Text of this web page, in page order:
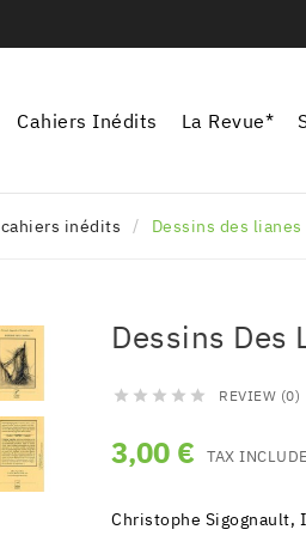
Cahiers Inédits La Revue*
cahiers inédits Dessins des lianes
Dessins Des
     REVIEW (0)
3,00 € TAX
Christophe Sigognault,